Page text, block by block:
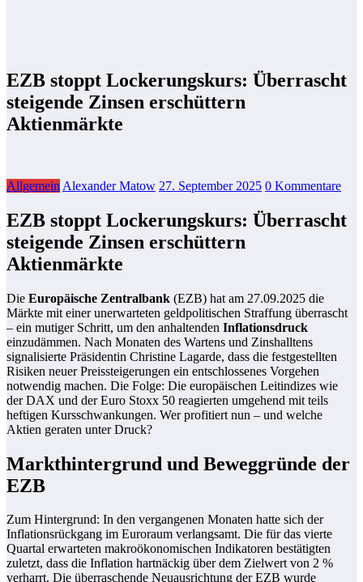
EZB stoppt Lockerungskurs: Überrascht
steigende Zinsen erschüttern
Aktienmärkte
Allgemein Alexander Matow 27. September 2025 0 Kommentare
EZB stoppt Lockerungskurs: Überrascht
steigende Zinsen erschüttern
Aktienmärkte
Die Europäische Zentralbank (EZB) hat am 27.09.2025 die
Märkte mit einer unerwarteten geldpolitischen Straffung überrascht
– ein mutiger Schritt, um den anhaltenden Inflationsdruck
einzudämmen. Nach Monaten des Wartens und Zinshalltens
signalisierte Präsidentin Christine Lagarde, dass die festgestellten
Risiken neuer Preissteigerungen ein entschlossenes Vorgehen
notwendig machen. Die Folge: Die europäischen Leitindizes wie
der DAX und der Euro Stoxx 50 reagierten umgehend mit teils
heftigen Kursschwankungen. Wer profitiert nun – und welche
Aktien geraten unter Druck?
Markthintergrund und Beweggründe der
EZB
Zum Hintergrund: In den vergangenen Monaten hatte sich der
Inflationsrückgang im Euroraum verlangsamt. Die für das vierte
Quartal erwarteten makroökonomischen Indikatoren bestätigten
zuletzt, dass die Inflation hartnäckig über dem Zielwert von 2 %
verharrt. Die überraschende Neuausrichtung der EZB wurde